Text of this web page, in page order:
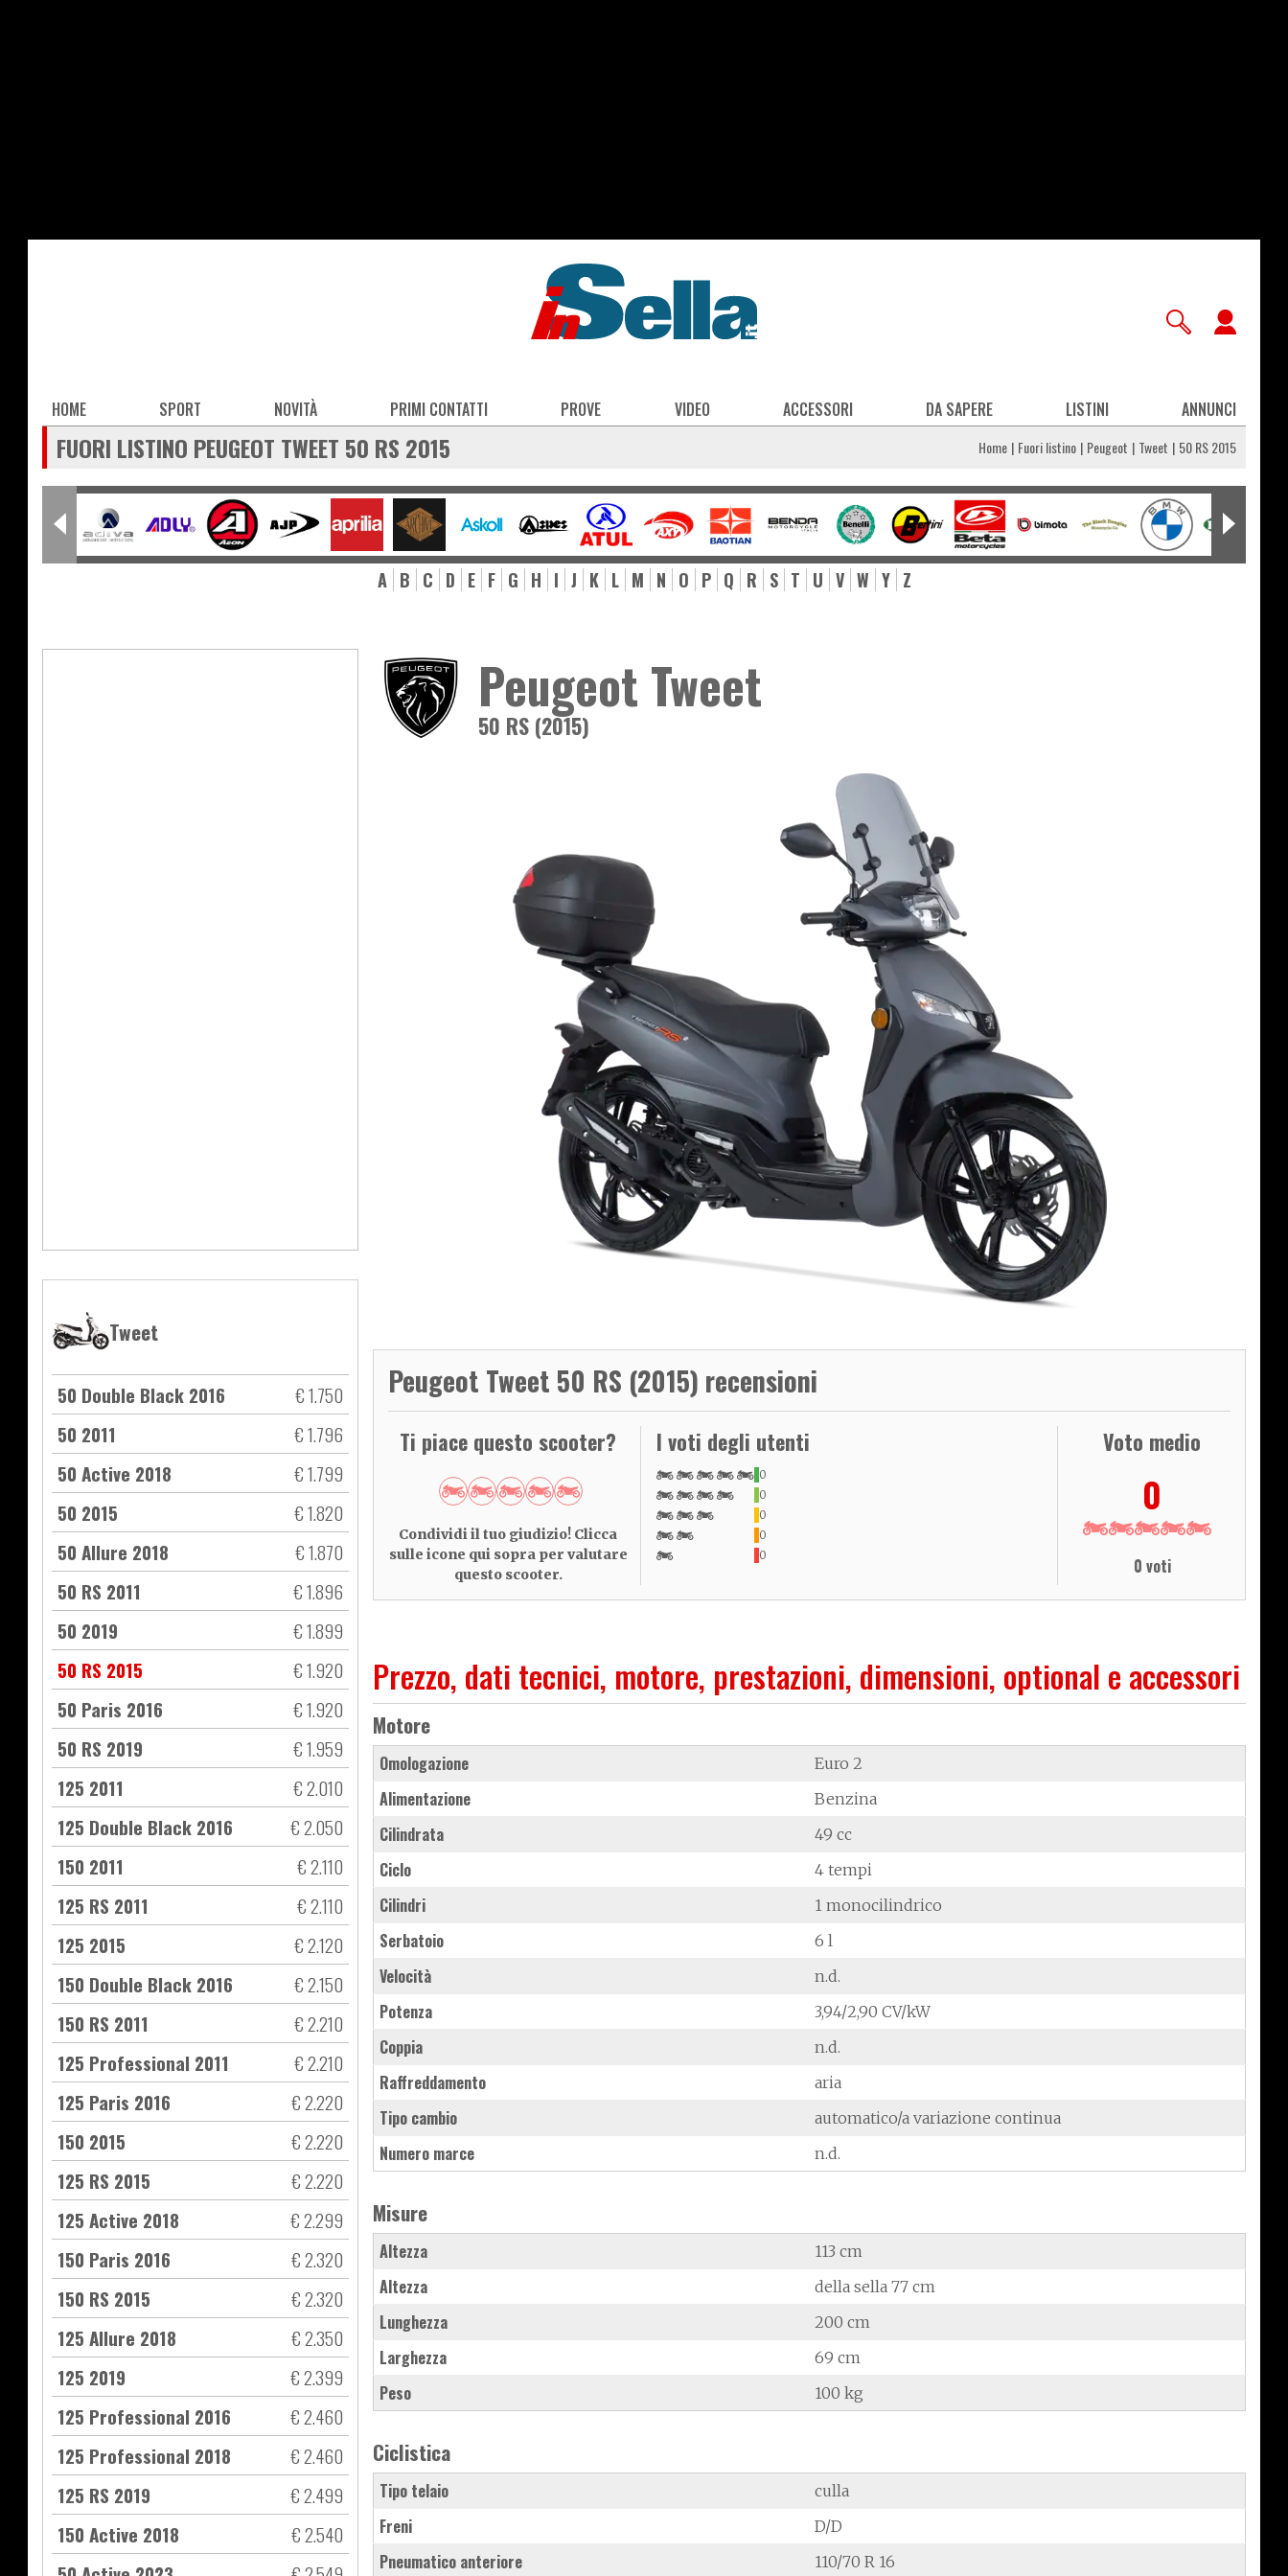
Main
navigation
HOME SPORT NOVITÀ PRIMI CONTATTI PROVE VIDEO ACCESSORI DA SAPERE LISTINI ANNUNCI
FUORI LISTINO PEUGEOT TWEET 50 RS 2015 Home Fuori listino Peugeot Tweet 50 RS 2015
A B C D E F G H I J K L M N O P Q R S T U V W Y Z
Tweet
50 Double Black 2016
€ 1.750
50 2011
€ 1.796
50 Active 2018
€ 1.799
50 2015
€ 1.820
50 Allure 2018
€ 1.870
50 RS 2011
€ 1.896
50 2019
€ 1.899
50 RS 2015
€ 1.920
50 Paris 2016
€ 1.920
50 RS 2019
€ 1.959
125 2011
€ 2.010
125 Double Black 2016
€ 2.050
150 2011
€ 2.110
125 RS 2011
€ 2.110
125 2015
€ 2.120
150 Double Black 2016
€ 2.150
150 RS 2011
€ 2.210
125 Professional 2011
€ 2.210
125 Paris 2016
€ 2.220
150 2015
€ 2.220
125 RS 2015
€ 2.220
125 Active 2018
€ 2.299
150 Paris 2016
€ 2.320
150 RS 2015
€ 2.320
125 Allure 2018
€ 2.350
125 2019
€ 2.399
125 Professional 2016
€ 2.460
125 Professional 2018
€ 2.460
125 RS 2019
€ 2.499
150 Active 2018
€ 2.540
Peugeot Tweet
50 RS (2015)
Peugeot Tweet 50 RS (2015) recensioni
Ti piace questo scooter?
Condividi il tuo giudizio! Clicca
sulle icone qui sopra per valutare
questo scooter.
I voti degli utenti
0
0
0
0
0
Voto medio
0
0 voti
Prezzo, dati tecnici, motore, prestazioni, dimensioni, optional e accessori
Motore
Omologazione Euro 2
Alimentazione Benzina
Cilindrata 49 cc
Ciclo 4 tempi
Cilindri 1 monocilindrico
Serbatoio 6 l
Velocità n.d.
Potenza 3,94/2,90 CV/kW
Coppia n.d.
Raffreddamento aria
Tipo cambio automatico/a variazione continua
Numero marce n.d.
Misure
Altezza 113 cm
Altezza della sella 77 cm
Lunghezza 200 cm
Larghezza 69 cm
Peso 100 kg
Ciclistica
Tipo telaio culla
Freni D/D
Pneumatico anteriore 110/70 R 16